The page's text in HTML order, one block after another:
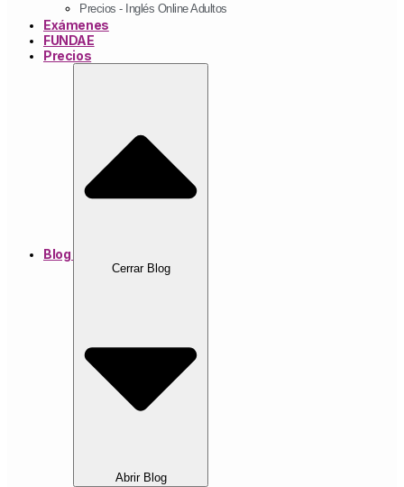
Precios - Inglés Online Adultos
Exámenes
FUNDAE
Precios
Blog
Cerrar Blog
Abrir Blog